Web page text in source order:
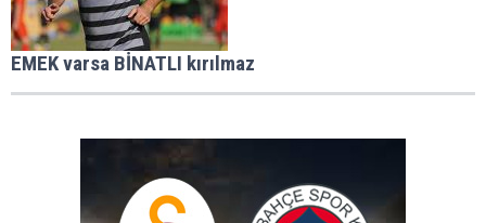
EMEK varsa BİNATLI kırılmaz